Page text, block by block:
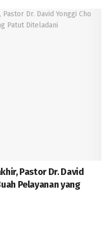
Pastor Dr. David
Pelayanan yang